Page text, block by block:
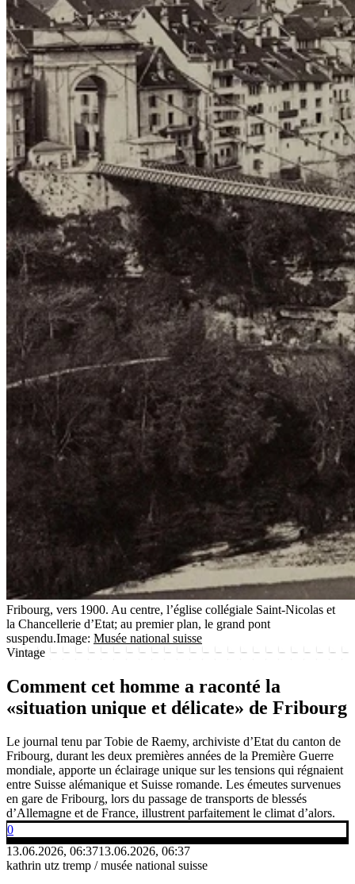
Fribourg, vers 1900. Au centre, l’église collégiale Saint-Nicolas et
la Chancellerie d’Etat; au premier plan, le grand pont
suspendu.Image: Musée national suisse
Vintage
Comment cet homme a raconté la
«situation unique et délicate» de Fribourg
Le journal tenu par Tobie de Raemy, archiviste d’Etat du canton de
Fribourg, durant les deux premières années de la Première Guerre
mondiale, apporte un éclairage unique sur les tensions qui régnaient
entre Suisse alémanique et Suisse romande. Les émeutes survenues
en gare de Fribourg, lors du passage de transports de blessés
d’Allemagne et de France, illustrent parfaitement le climat d’alors.
0
13.06.2026, 06:3713.06.2026, 06:37
kathrin utz tremp / musée national suisse